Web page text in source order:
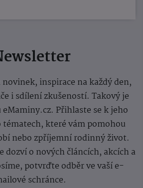
inspirace na každý den,
i sdílení zkušeností. Takový je
Přihlaste se k jeho
tématech, které vám pomohou
nebo zpříjemní rodinný život.
dozví o nových článcích, akcích a
potvrďte odběr ve vaší e-
schránce.